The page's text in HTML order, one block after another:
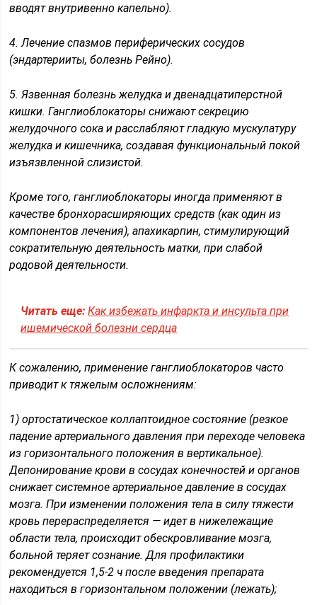
вводят внутривенно капельно).
4. Лечение спазмов периферических сосудов
(эндартерииты, болезнь Рейно).
5. Язвенная болезнь желудка и двенадцатиперстной
кишки. Ганглиоблокаторы снижают секрецию
желудочного сока и расслабляют гладкую мускулатуру
желудка и кишечника, создавая функциональный покой
изъязвленной слизистой.
Кроме того, ганглиоблокаторы иногда применяют в
качестве бронхорасширяющих средств (как один из
компонентов лечения), апахикарпин, стимулирующий
сократительную деятельность матки, при слабой
родовой деятельности.
Читать еще: Как избежать инфаркта и инсульта при
ишемической болезни сердца
К сожалению, применение ганглиоблокаторов часто
приводит к тяжелым осложнениям:
1) ортостатическое коллаптоидное состояние (резкое
падение артериального давления при переходе человека
из горизонтального положения в вертикальное).
Депонирование крови в сосудах конечностей и органов
снижает системное артериальное давление в сосудах
мозга. При изменении положения тела в силу тяжести
кровь перераспределяется — идет в нижележащие
области тела, происходит обескровливание мозга,
больной теряет сознание. Для профилактики
рекомендуется 1,5-2 ч после введения препарата
находиться в горизонтальном положении (лежать);